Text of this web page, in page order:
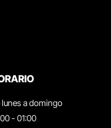
lunes a domingo
- 01:00